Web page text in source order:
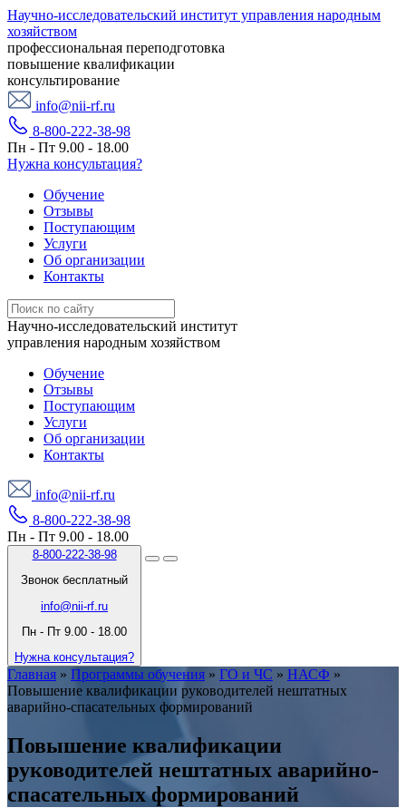
Научно-исследовательский институт управления народным
хозяйством
профессиональная переподготовка
повышение квалификации
консультирование
info@nii-rf.ru
8-800-222-38-98
Пн - Пт 9.00 - 18.00
Нужна консультация?
Обучение
Отзывы
Поступающим
Услуги
Об организации
Контакты
Научно-исследовательский институт
управления народным хозяйством
Обучение
Отзывы
Поступающим
Услуги
Об организации
Контакты
info@nii-rf.ru
8-800-222-38-98
Пн - Пт 9.00 - 18.00
8-800-222-38-98
Звонок бесплатный
info@nii-rf.ru
Пн - Пт 9.00 - 18.00
Нужна консультация?
Главная » Программы обучения » ГО и ЧС » НАСФ »
Повышение квалификации руководителей нештатных
аварийно-спасательных формирований
Повышение квалификации
руководителей нештатных аварийно-
спасательных формирований